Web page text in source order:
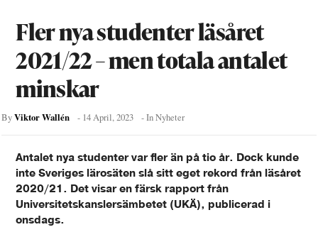
Fler nya studenter läsåret
2021/22 – men totala antalet
minskar
ByViktor Wallén - 14 April, 2023 - InNyheter
Antalet nya studenter var fler än på tio år. Dock kunde
inte Sveriges lärosäten slå sitt eget rekord från läsåret
2020/21. Det visar en färsk rapport från
Universitetskanslersämbetet (UKÄ), publicerad i
onsdags.